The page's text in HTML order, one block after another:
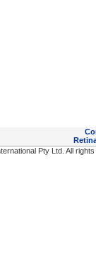
Pty Ltd. All